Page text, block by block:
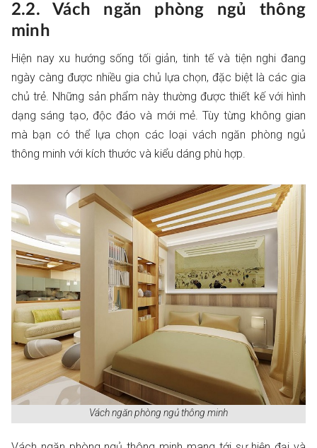
2.2. Vách ngăn phòng ngủ thông
minh
Hiện nay xu hướng sống tối giản, tinh tế và tiện nghi đang
ngày càng được nhiều gia chủ lựa chọn, đặc biệt là các gia
chủ trẻ. Những sản phẩm này thường được thiết kế với hình
dạng sáng tạo, độc đáo và mới mẻ. Tùy từng không gian
mà bạn có thể lựa chọn các loại vách ngăn phòng ngủ
thông minh với kích thước và kiểu dáng phù hợp.
Vách ngăn phòng ngủ thông minh